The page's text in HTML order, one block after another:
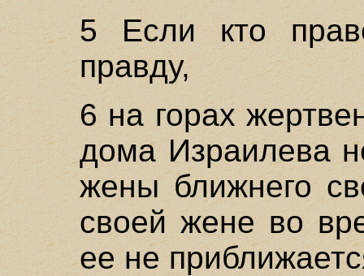
5 Если кто
правду,
6 на горах
дома Израилева
жены ближнего
своей жене во
ее не